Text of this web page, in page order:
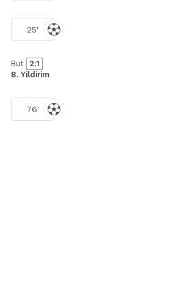
25'
But 2:1
B. Yildirim
76'